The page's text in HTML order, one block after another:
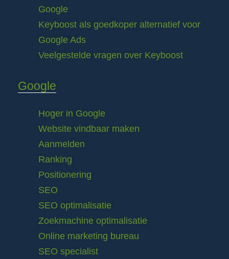
Google
Keyboost als goedkoper alternatief voor
Google Ads
Veelgestelde vragen over Keyboost
Google
Hoger in Google
Website vindbaar maken
Aanmelden
Ranking
Positionering
SEO
SEO optimalisatie
Zoekmachine optimalisatie
Online marketing bureau
SEO specialist